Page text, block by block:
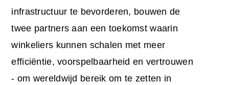
infrastructuur te bevorderen, bouwen de
twee partners aan een toekomst waarin
winkeliers kunnen schalen met meer
efficiëntie, voorspelbaarheid en vertrouwen
- om wereldwijd bereik om te zetten in